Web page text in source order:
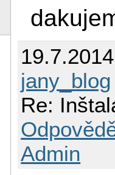
jany_blog
Re:
Admin